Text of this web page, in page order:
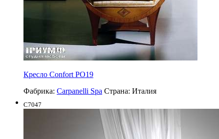
Кресло Confort PO19
Фабрика: Carpanelli Spa Страна: Италия
C7047